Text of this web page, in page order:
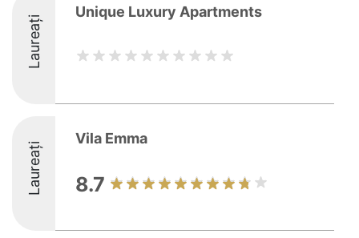
Laureați
Unique Luxury Apartments
Laureați
Vila Emma
8.7